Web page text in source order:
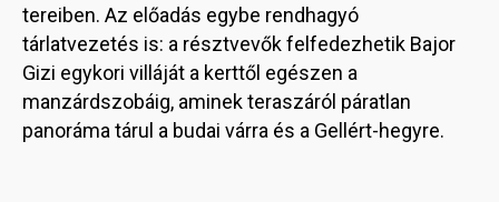
tereiben. Az előadás egybe rendhagyó
tárlatvezetés is: a résztvevők felfedezhetik Bajor
Gizi egykori villáját a kerttől egészen a
manzárdszobáig, aminek teraszáról páratlan
panoráma tárul a budai várra és a Gellért-hegyre.